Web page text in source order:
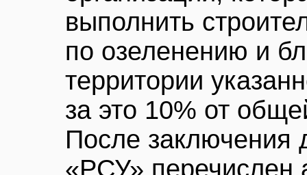
выполнить
по озеленению и
территории
за это 10% от
После заключения
«РСУ» перечислен